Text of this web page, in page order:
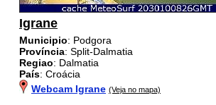
Igrane
Municipio: Podgora
Província: Split-Dalmatia
Regiao: Dalmatia
País: Croácia
Webcam Igrane (Veja no mapa)